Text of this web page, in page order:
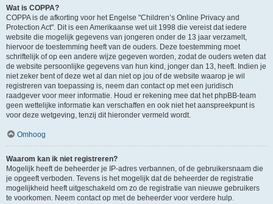
Wat is COPPA?
COPPA is de afkorting voor het Engelse "Children’s Online Privacy and
Protection Act". Dit is een Amerikaanse wet uit 1998 die vereist dat iedere
website die mogelijk gegevens van jongeren onder de 13 jaar verzamelt,
hiervoor de toestemming heeft van de ouders. Deze toestemming moet
schriftelijk of op een andere wijze gegeven worden, zodat de ouders weten dat
de website persoonlijke gegevens van hun kind, jonger dan 13, heeft. Indien je
niet zeker bent of deze wet al dan niet op jou of de website waarop je wil
registreren van toepassing is, neem dan contact op met een juridisch
raadgever voor meer informatie. Houd er rekening mee dat het phpBB-team
geen wettelijke informatie kan verschaffen en ook niet het aanspreekpunt is
voor deze wetgeving, tenzij dit hieronder vermeld wordt.
Omhoog
Waarom kan ik niet registreren?
Mogelijk heeft de beheerder je IP-adres verbannen, of de gebruikersnaam die
je opgeeft verboden. Tevens is het mogelijk dat de beheerder de registratie
mogelijkheid heeft uitgeschakeld om zo de registratie van nieuwe gebruikers
te voorkomen. Neem contact op met de beheerder voor verdere hulp.